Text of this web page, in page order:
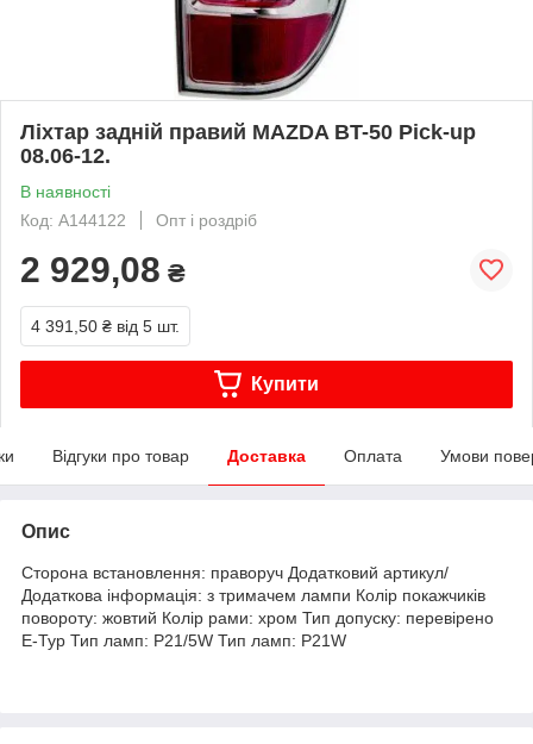
Ліхтар задній правий MAZDA BT-50 Pick-up
08.06-12.
В наявності
Код: A144122
Опт і роздріб
2 929,08 ₴
4 391,50 ₴ від 5 шт.
Купити
Відгуки про товар Доставка Оплата Умови
Опис
Сторона встановлення: праворуч Додатковий артикул/
Додаткова інформація: з тримачем лампи Колір покажчиків
повороту: жовтий Колір рами: хром Тип допуску: перевірено
E-Typ Тип ламп: P21/5W Тип ламп: P21W